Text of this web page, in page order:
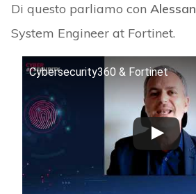
Di questo parliamo con
System Engineer at Fortinet.
Cybersecurity360 & Fortinet